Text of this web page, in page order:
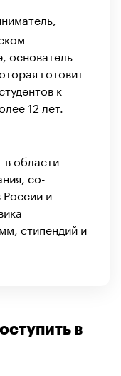
основатель
готовит
к
12 лет.
в области
со-
России и
стипендий и
в